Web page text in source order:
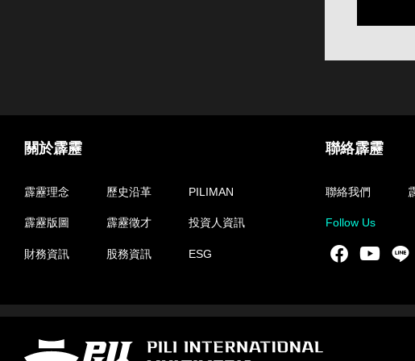
關於霹靂
霹靂理念 歷史沿革 PILIMAN
霹靂版圖 霹靂徵才 投資人資訊
財務資訊 股務資訊 ESG
聯絡霹靂
聯絡我們
Follow Us
Facebook
霹靂國際多媒體股份有限公司 PILI INTERNATIONAL MULTIMEDIA